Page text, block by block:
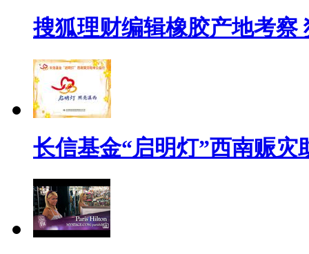
搜狐理财编辑橡胶产地考察
长信基金“启明灯”西南赈灾